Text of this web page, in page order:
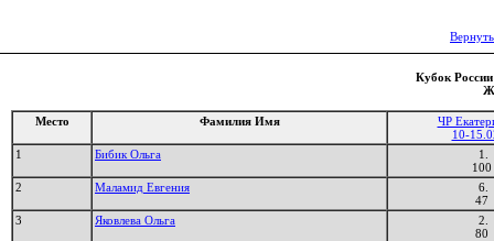
Кубок
Место Фамилия Имя
ЧР
10-
1
Бибик Ольга
1.
100
2
Маламид Евгения
6.
47
3
Яковлева Ольга
2.
80